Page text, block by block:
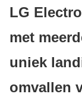
LG
met
uniek
omvallen